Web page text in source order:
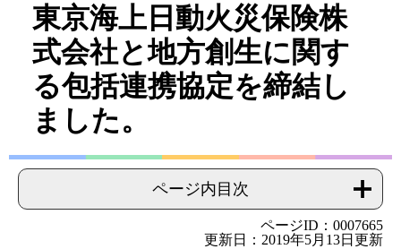
東京海上日動火災保険株
式会社と地方創生に関す
る包括連携協定を締結し
ました。
ページ内目次
ページID：0007665
更新日：2019年5月13日更新